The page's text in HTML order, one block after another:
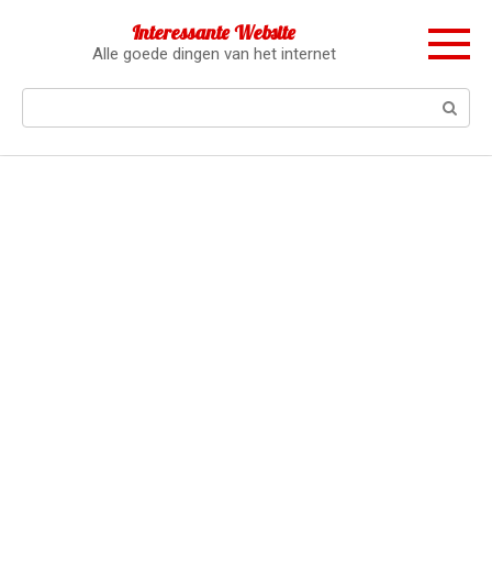
Interessante Website
Alle goede dingen van het internet